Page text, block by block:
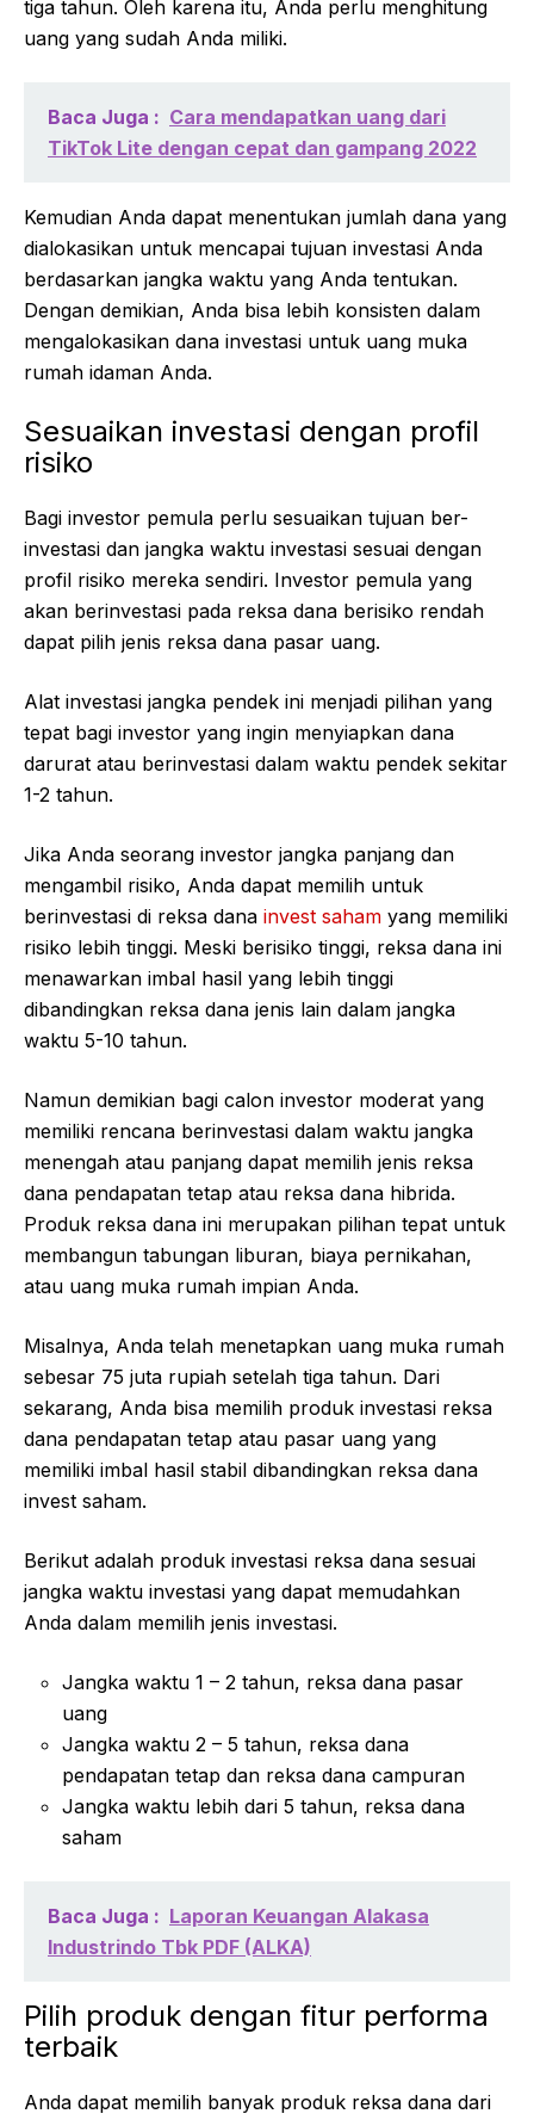
tiga tahun. Oleh karena itu, Anda perlu menghitung
uang yang sudah Anda miliki.
Baca Juga : Cara mendapatkan uang dari
TikTok Lite dengan cepat dan gampang 2022
Kemudian Anda dapat menentukan jumlah dana yang
dialokasikan untuk mencapai tujuan investasi Anda
berdasarkan jangka waktu yang Anda tentukan.
Dengan demikian, Anda bisa lebih konsisten dalam
mengalokasikan dana investasi untuk uang muka
rumah idaman Anda.
Sesuaikan investasi dengan profil
risiko
Bagi investor pemula perlu sesuaikan tujuan ber-
investasi dan jangka waktu investasi sesuai dengan
profil risiko mereka sendiri. Investor pemula yang
akan berinvestasi pada reksa dana berisiko rendah
dapat pilih jenis reksa dana pasar uang.
Alat investasi jangka pendek ini menjadi pilihan yang
tepat bagi investor yang ingin menyiapkan dana
darurat atau berinvestasi dalam waktu pendek sekitar
1-2 tahun.
Jika Anda seorang investor jangka panjang dan
mengambil risiko, Anda dapat memilih untuk
berinvestasi di reksa dana invest saham yang memiliki
risiko lebih tinggi. Meski berisiko tinggi, reksa dana ini
menawarkan imbal hasil yang lebih tinggi
dibandingkan reksa dana jenis lain dalam jangka
waktu 5-10 tahun.
Namun demikian bagi calon investor moderat yang
memiliki rencana berinvestasi dalam waktu jangka
menengah atau panjang dapat memilih jenis reksa
dana pendapatan tetap atau reksa dana hibrida.
Produk reksa dana ini merupakan pilihan tepat untuk
membangun tabungan liburan, biaya pernikahan,
atau uang muka rumah impian Anda.
Misalnya, Anda telah menetapkan uang muka rumah
sebesar 75 juta rupiah setelah tiga tahun. Dari
sekarang, Anda bisa memilih produk investasi reksa
dana pendapatan tetap atau pasar uang yang
memiliki imbal hasil stabil dibandingkan reksa dana
invest saham.
Berikut adalah produk investasi reksa dana sesuai
jangka waktu investasi yang dapat memudahkan
Anda dalam memilih jenis investasi.
Jangka waktu 1 – 2 tahun, reksa dana pasar
uang
Jangka waktu 2 – 5 tahun, reksa dana
pendapatan tetap dan reksa dana campuran
Jangka waktu lebih dari 5 tahun, reksa dana
saham
Baca Juga : Laporan Keuangan Alakasa
Industrindo Tbk PDF (ALKA)
Pilih produk dengan fitur performa
terbaik
Anda dapat memilih banyak produk reksa dana dari